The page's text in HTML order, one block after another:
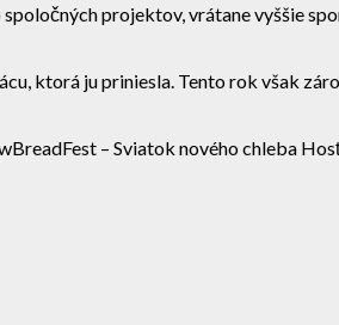
projektov, vrátane vyššie
ktorá ju priniesla. Tento rok však
– Sviatok nového chleba